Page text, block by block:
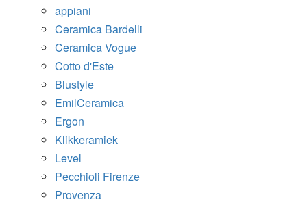
appiani
Ceramica Bardelli
Ceramica Vogue
Cotto d'Este
Blustyle
EmilCeramica
Ergon
Klikkeramiek
Level
Pecchioli Firenze
Provenza